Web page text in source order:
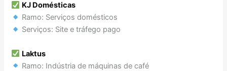
KJ Domésticas
Ramo: Serviços domésticos
Serviços: Site e tráfego pago
Laktus
Ramo: Indústria de máquinas de café